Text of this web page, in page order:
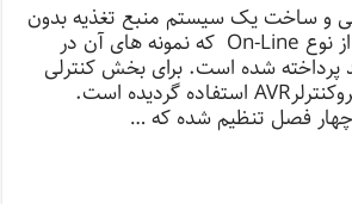
و ساخت یک سیستم منبع تغذیه بدون
وقفه تمام سینوسی از نوع On-Line که نمونه های آن در
پرداخته شده است. برای بخش کنترلی
این پروژه از یک میکروکنترلرAVR استفاده گردیده است.
چهار فصل تنظیم شده که …